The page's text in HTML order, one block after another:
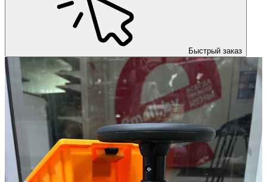
Быстрый заказ